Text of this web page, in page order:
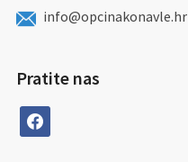
info@opcinakonavle.hr
Pratite nas
facebook